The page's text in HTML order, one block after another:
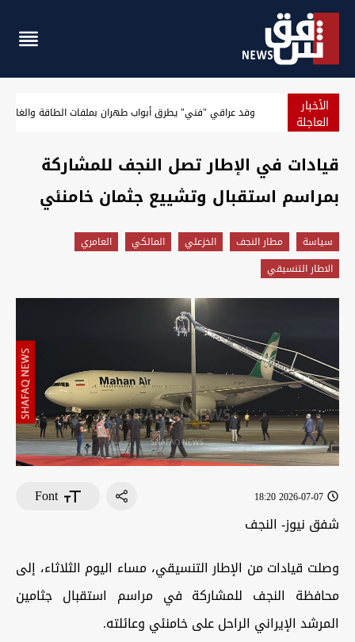
الأخبار
العاجلة نائب: لم نستلم رواتب الشهر الماضي
قيادات في الإطار تصل النجف للمشاركة
بمراسم استقبال وتشييع جثمان خامنئي
سیاسة مطار النجف الخزعلي المالكي
العامري
الاطار التنسيقي
2026-07-07 18:20
Font
شفق نيوز- النجف
وصلت قيادات من الإطار التنسيقي، مساء اليوم الثلاثاء، إلى
محافظة النجف للمشاركة في مراسم استقبال جثامين
المرشد الإيراني الراحل على خامنئي وعائلته.